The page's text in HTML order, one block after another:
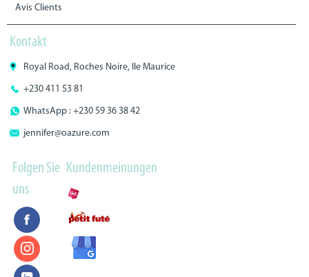
Avis Clients
Kontakt
Royal Road, Roches Noire, Ile Maurice
+230 411 53 81
WhatsApp : +230 59 36 38 42
jennifer@oazure.com
Folgen Sie
uns
Kundenmeinungen